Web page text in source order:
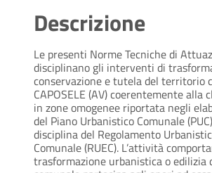
Descrizione
Le presenti Norme Tecniche di
disciplinano gli interventi di
conservazione e tutela del territorio
CAPOSELE (AV) coerentemente alla
in zone omogenee riportata negli
del Piano Urbanistico Comunale
disciplina del Regolamento
Comunale (RUEC). L’attività
trasformazione urbanistica o